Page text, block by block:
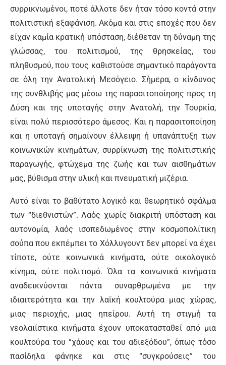
συρρικνωμένοι, ποτέ άλλοτε δεν ήταν τόσο κοντά στην
πολιτιστική εξαφάνιση. Ακόμα και στις εποχές που δεν
είχαν καμία κρατική υπόσταση, διέθεταν τη δύναμη της
γλώσσας, του πολιτισμού, της θρησκείας, του
πληθυσμού, που τους καθιστούσε σημαντικό παράγοντα
σε όλη την Ανατολική Μεσόγειο. Σήμερα, ο κίνδυνος
της συνθλιβής μας μέσω της παρασιτοποίησης προς τη
Δύση και της υποταγής στην Ανατολή, την Τουρκία,
είναι πολύ περισσότερο άμεσος. Και η παρασιτοποίηση
και η υποταγή σημαίνουν έλλειψη ή υπανάπτυξη των
κοινωνικών κινημάτων, συρρίκνωση της πολιτιστικής
παραγωγής, φτώχεμα της ζωής και των αισθημάτων
μας, βύθισμα στην υλική και πνευματική μιζέρια.
Αυτό είναι το βαθύτατο λογικό και θεωρητικό σφάλμα
των “διεθνιστών”. Λαός χωρίς διακριτή υπόσταση και
αυτονομία, λαός ισοπεδωμένος στην κοσμοπολίτικη
σούπα που εκπέμπει το Χόλλυγουντ δεν μπορεί να έχει
τίποτε, ούτε κοινωνικά κινήματα, ούτε οικολογικό
κίνημα, ούτε πολιτισμό. Όλα τα κοινωνικά κινήματα
αναδεικνύονται πάντα συναρθρωμένα με την
ιδιαιτερότητα και την λαϊκή κουλτούρα μιας χώρας,
μιας περιοχής, μιας ηπείρου. Αυτή τη στιγμή τα
νεολαιίστικα κινήματα έχουν υποκατασταθεί από μια
κουλτούρα του “χάους και του αδιεξόδου”, όπως τόσο
πασίδηλα φάνηκε και στις “συγκρούσεις” του